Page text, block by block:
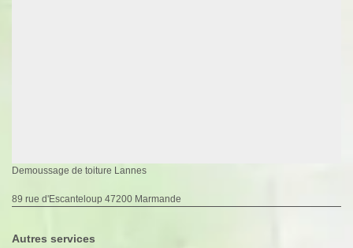
Demoussage de toiture Lannes
89 rue d'Escanteloup 47200 Marmande
Autres services